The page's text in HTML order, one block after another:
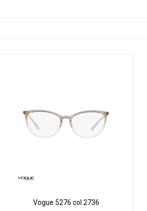
Vogue 5276 col 2736